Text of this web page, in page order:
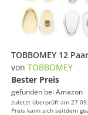
von TOBBOMEY
Bester Preis
gefunden bei Amazon
zuletzt überprüft am
Preis kann sich seitdem